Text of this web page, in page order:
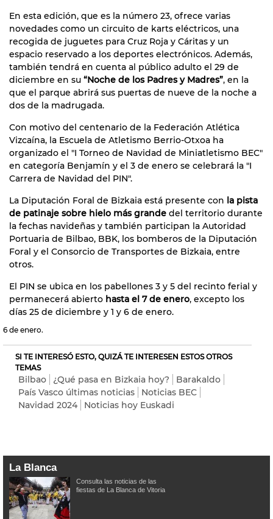
En esta edición, que es la número 23, ofrece varias
novedades como un circuito de karts eléctricos, una
recogida de juguetes para Cruz Roja y Cáritas y un
espacio reservado a los deportes electrónicos. Además,
también tendrá en cuenta al público adulto el 29 de
diciembre en su “Noche de los Padres y Madres”, en la
que el parque abrirá sus puertas de nueve de la noche a
dos de la madrugada.
Con motivo del centenario de la Federación Atlética
Vizcaína, la Escuela de Atletismo Berrio-Otxoa ha
organizado el "I Torneo de Navidad de Miniatletismo BEC"
en categoría Benjamín y el 3 de enero se celebrará la "I
Carrera de Navidad del PIN".
La Diputación Foral de Bizkaia está presente con la pista
de patinaje sobre hielo más grande del territorio durante
la fechas navideñas y también participan la Autoridad
Portuaria de Bilbao, BBK, los bomberos de la Diputación
Foral y el Consorcio de Transportes de Bizkaia, entre
otros.
El PIN se ubica en los pabellones 3 y 5 del recinto ferial y
permanecerá abierto hasta el 7 de enero, excepto los
días 25 de diciembre y 1 y 6 de enero.
6 de enero.
SI TE INTERESÓ ESTO, QUIZÁ TE INTERESEN ESTOS OTROS
TEMAS
Bilbao ¿Qué pasa en Bizkaia hoy?
Barakaldo
País Vasco últimas noticias
Noticias BEC
Navidad 2024
Noticias hoy Euskadi
La Blanca
Consulta las noticias de las
fiestas de La Blanca de Vitoria